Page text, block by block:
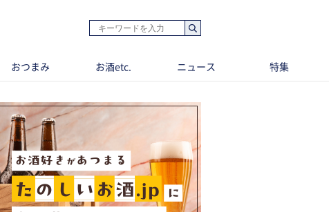
おつまみ お酒etc. ニュース 特集